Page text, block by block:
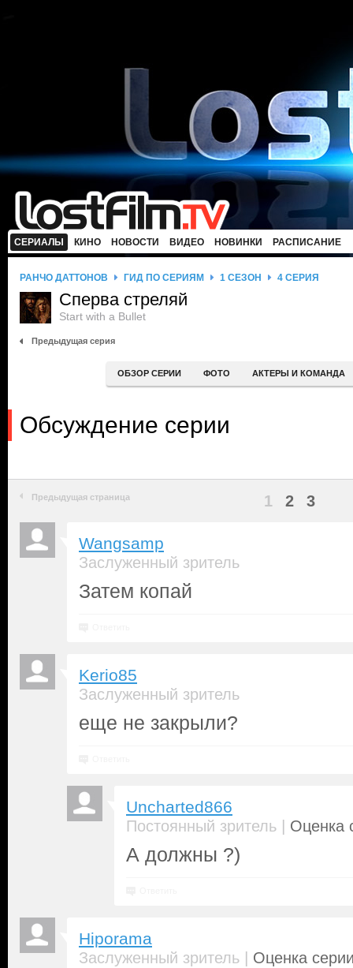
СЕРИАЛЫ КИНО НОВОСТИ ВИДЕО НОВИНКИ РАСПИСАНИЕ
РАНЧО ДАТТОНОВ ГИД ПО СЕРИЯМ 1 СЕЗОН 4 СЕРИЯ
Сперва стреляй
Start with a Bullet
Предыдущая серия
ОБЗОР СЕРИИ ФОТО АКТЕРЫ И КОМАНДА
Обсуждение серии
Предыдущая страница 1 2 3
Wangsamp
Заслуженный зритель
Затем копай
Kerio85
Заслуженный зритель
еще не закрыли?
Uncharted866
Постоянный зритель | Оценка
А должны ?)
Hiporama
Заслуженный зритель | Оценка